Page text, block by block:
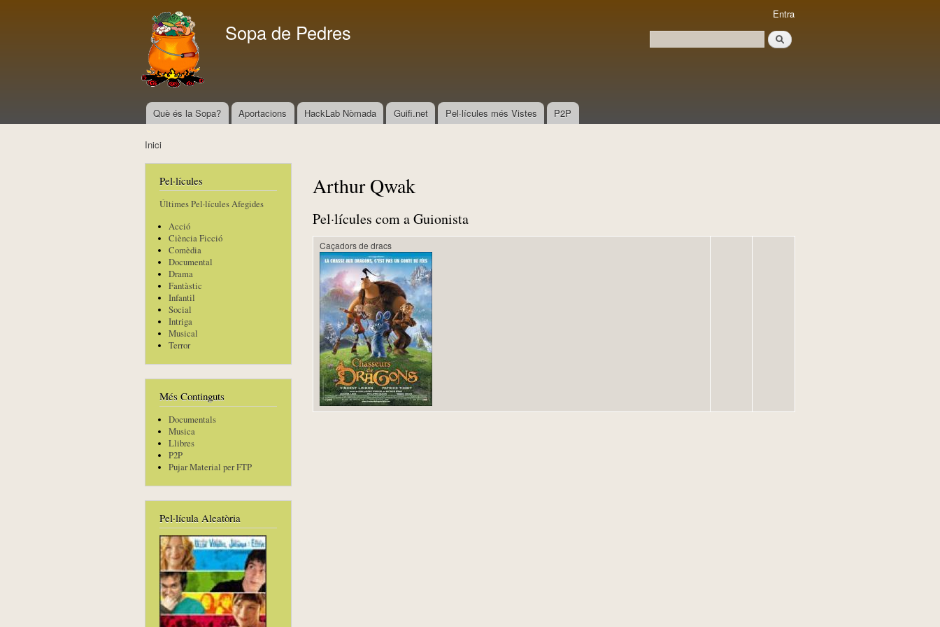
Sopa de Pedres
Formulari de cerca
Cerca
Menú principal
Què és la Sopa? Aportacions HackLab Nòmada Guifi.net Pel·lícules més Vistes P2P
Entra
Inici
Pel·lícules
Últimes Pel·lícules Afegides
Acció
Ciència Ficció
Comèdia
Documental
Drama
Fantàstic
Infantil
Social
Intriga
Musical
Terror
Més Continguts
Documentals
Musica
Llibres
P2P
Pujar Material per FTP
Pel·lícula Aleatòria
Arthur Qwak
Pel·lícules com a Guionista
Caçadors de dracs